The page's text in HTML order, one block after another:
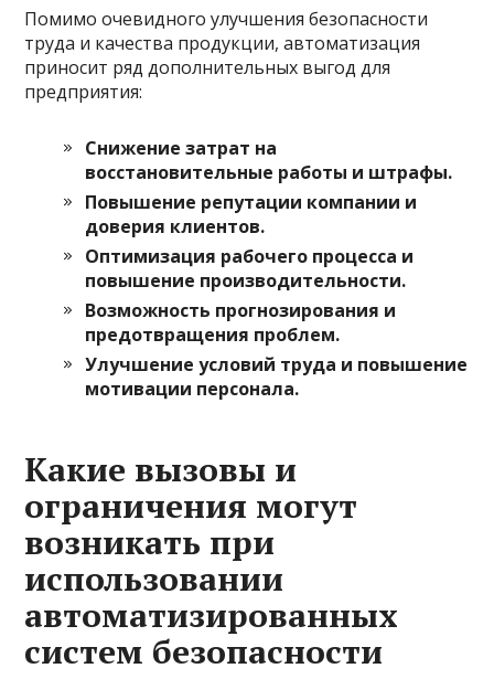
Помимо очевидного улучшения безопасности
труда и качества продукции, автоматизация
приносит ряд дополнительных выгод для
предприятия:
Снижение затрат на
восстановительные работы и штрафы.
Повышение репутации компании и
доверия клиентов.
Оптимизация рабочего процесса и
повышение производительности.
Возможность прогнозирования и
предотвращения проблем.
Улучшение условий труда и повышение
мотивации персонала.
Какие вызовы и
ограничения могут
возникать при
использовании
автоматизированных
систем безопасности